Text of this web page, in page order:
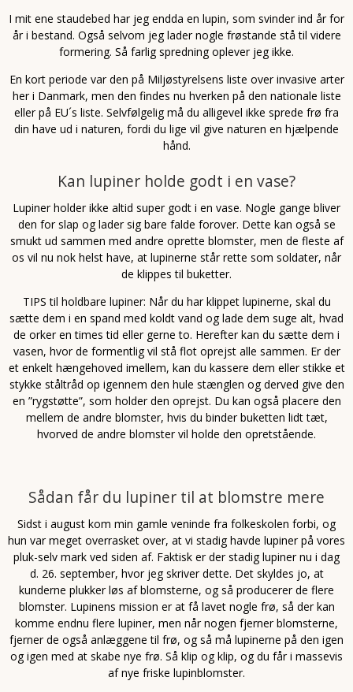
I mit ene staudebed har jeg endda en lupin, som svinder ind år for
år i bestand. Også selvom jeg lader nogle frøstande stå til videre
formering. Så farlig spredning oplever jeg ikke.
En kort periode var den på Miljøstyrelsens liste over invasive arter
her i Danmark, men den findes nu hverken på den nationale liste
eller på EU´s liste. Selvfølgelig må du alligevel ikke sprede frø fra
din have ud i naturen, fordi du lige vil give naturen en hjælpende
hånd.
Kan lupiner holde godt i en vase?
Lupiner holder ikke altid super godt i en vase. Nogle gange bliver
den for slap og lader sig bare falde forover. Dette kan også se
smukt ud sammen med andre oprette blomster, men de fleste af
os vil nu nok helst have, at lupinerne står rette som soldater, når
de klippes til buketter.
TIPS til holdbare lupiner: Når du har klippet lupinerne, skal du
sætte dem i en spand med koldt vand og lade dem suge alt, hvad
de orker en times tid eller gerne to. Herefter kan du sætte dem i
vasen, hvor de formentlig vil stå flot oprejst alle sammen. Er der
et enkelt hængehoved imellem, kan du kassere dem eller stikke et
stykke ståltråd op igennem den hule stænglen og derved give den
en ”rygstøtte”, som holder den oprejst. Du kan også placere den
mellem de andre blomster, hvis du binder buketten lidt tæt,
hvorved de andre blomster vil holde den opretstående.
Sådan får du lupiner til at blomstre mere
Sidst i august kom min gamle veninde fra folkeskolen forbi, og
hun var meget overrasket over, at vi stadig havde lupiner på vores
pluk-selv mark ved siden af. Faktisk er der stadig lupiner nu i dag
d. 26. september, hvor jeg skriver dette. Det skyldes jo, at
kunderne plukker løs af blomsterne, og så producerer de flere
blomster. Lupinens mission er at få lavet nogle frø, så der kan
komme endnu flere lupiner, men når nogen fjerner blomsterne,
fjerner de også anlæggene til frø, og så må lupinerne på den igen
og igen med at skabe nye frø. Så klip og klip, og du får i massevis
af nye friske lupinblomster.